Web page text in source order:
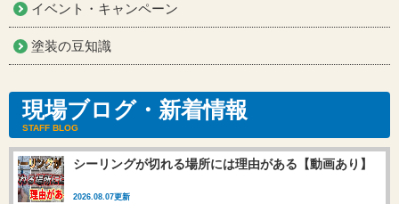
イベント・キャンペーン
塗装の豆知識
現場ブログ・新着情報
STAFF BLOG
シーリングが切れる場所には理由がある【動画あり】
2026.08.07更新